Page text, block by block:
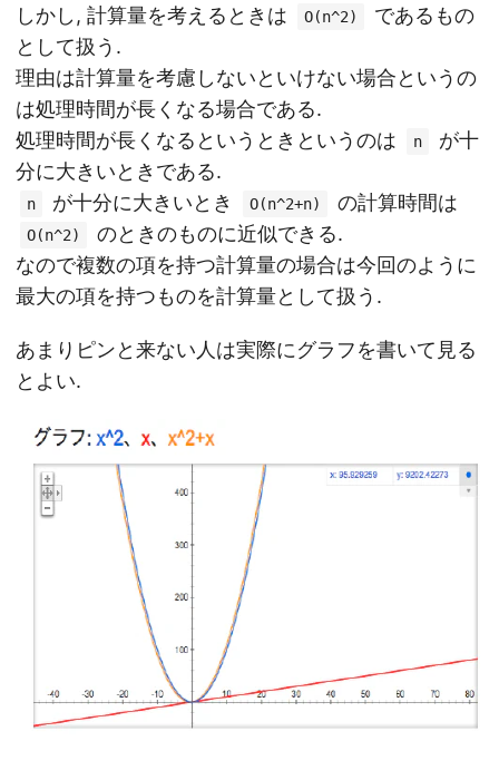
しかし, 計算量を考えるときは
O(n^2)
であるもの
として扱う.
理由は計算量を考慮しないといけない場合というの
は処理時間が長くなる場合である.
処理時間が長くなるというときというのは
n
が十
分に大きいときである.
n が十分に大きいとき O(n^2+n) の計算時間は
O(n^2)
のときのものに近似できる.
なので複数の項を持つ計算量の場合は今回のように
最大の項を持つものを計算量として扱う.
あまりピンと来ない人は実際にグラフを書いて見る
とよい.